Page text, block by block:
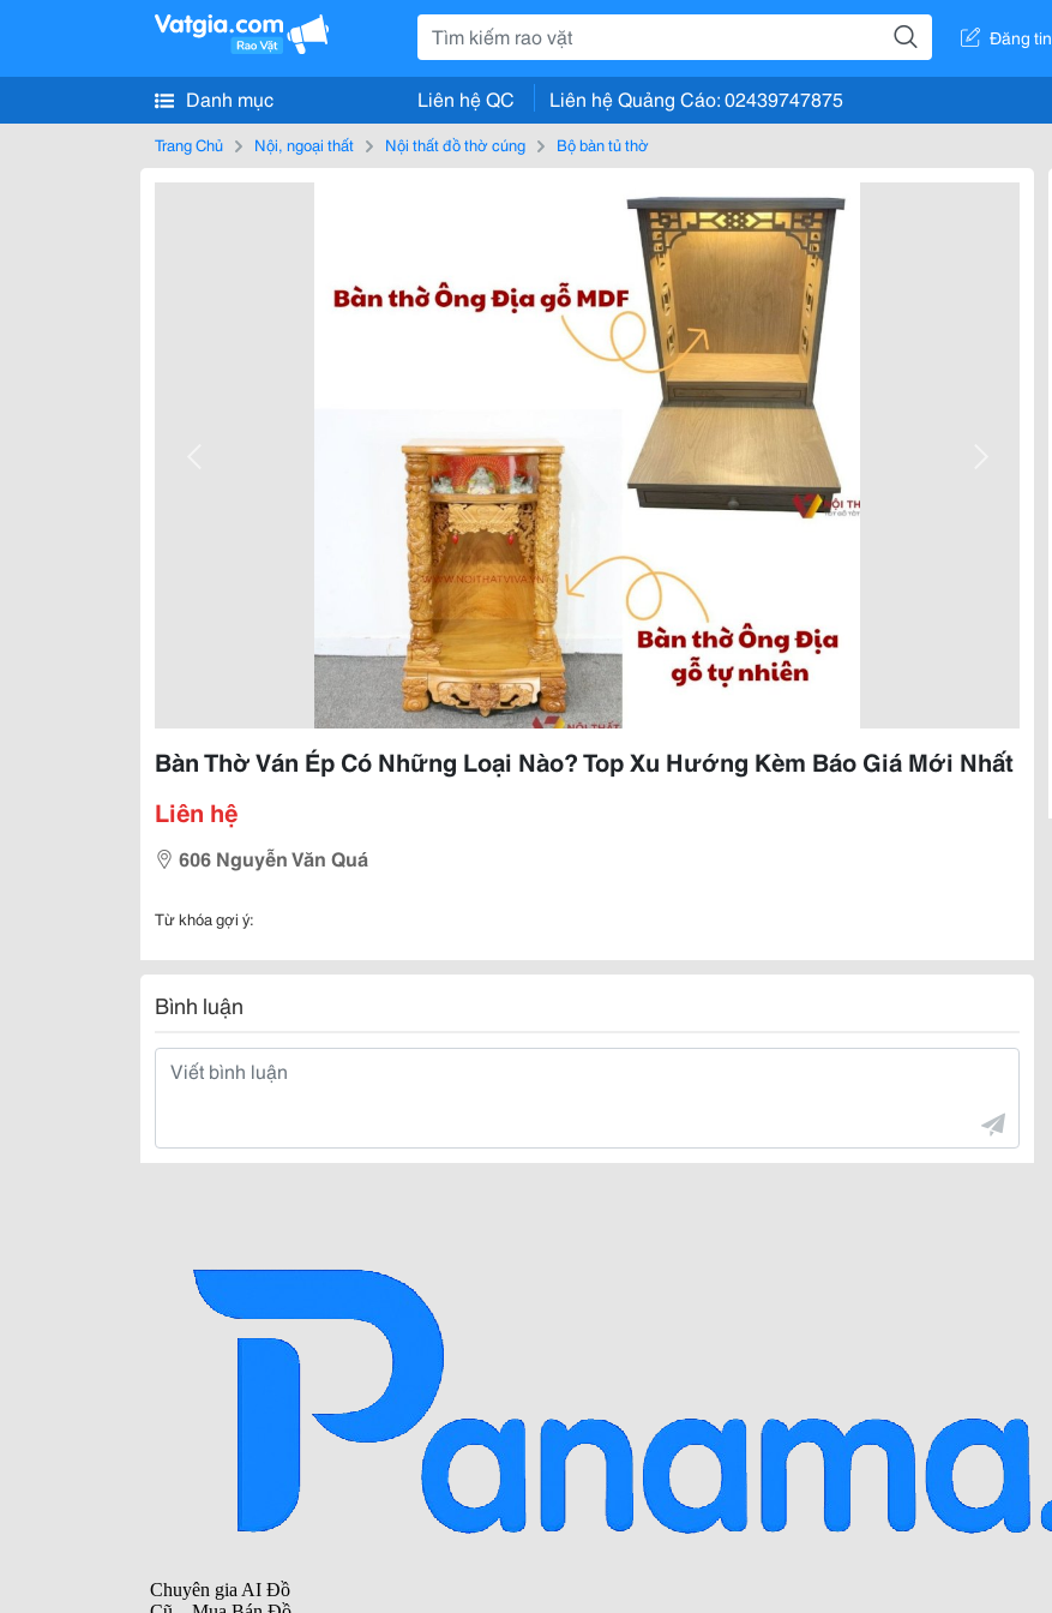
Đăng tin
Danh mục Liên hệ QC Liên hệ Quảng Cáo: 02439747875
Trang Chủ Nội, ngoại thất Nội thất đồ thờ cúng Bộ bàn tủ thờ
Bàn Thờ Ván Ép Có Những Loại Nào? Top Xu Hướng Kèm Báo Giá Mới Nhất
Liên hệ
606 Nguyễn Văn Quá
Từ khóa gợi ý:
Bình luận